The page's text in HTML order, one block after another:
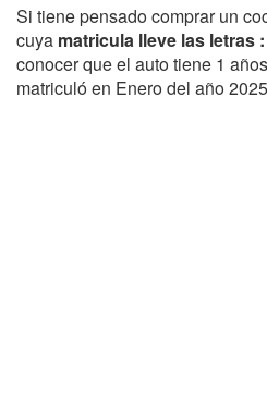
Si tiene pensado comprar un
cuya matricula lleve las letras :
conocer que el auto tiene 1
matriculó en Enero del año